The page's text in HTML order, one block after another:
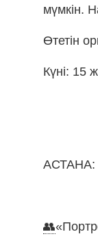
мүмкін.
Өтетін
Күні: 15
АСТАНА:
👥